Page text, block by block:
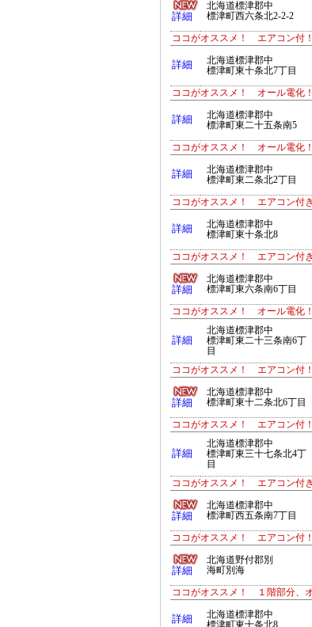
詳細
北海道標津郡中
標津町西六条北2-2-2
ココがオススメ！ エアコン付
詳細
北海道標津郡中
標津町東十条北7丁目
ココがオススメ！ オール電化
詳細
北海道標津郡中
標津町東二十五条南5
ココがオススメ！ オール電化
詳細
北海道標津郡中
標津町東二条北2丁目
ココがオススメ！ エアコン付
詳細
北海道標津郡中
標津町東十条北8
ココがオススメ！ エアコン付
詳細
北海道標津郡中
標津町東六条南6丁目
ココがオススメ！ オール電化
詳細
北海道標津郡中
標津町東二十三条南6丁
目
ココがオススメ！ エアコン付
詳細
北海道標津郡中
標津町東十二条北6丁目
ココがオススメ！ エアコン付
詳細
北海道標津郡中
標津町東三十七条北4丁
目
ココがオススメ！ エアコン付
詳細
北海道標津郡中
標津町西五条南7丁目
ココがオススメ！ エアコン付
詳細
北海道野付郡別
海町別海
ココがオススメ！ １階部分、
詳細
北海道標津郡中
標津町東十条北8